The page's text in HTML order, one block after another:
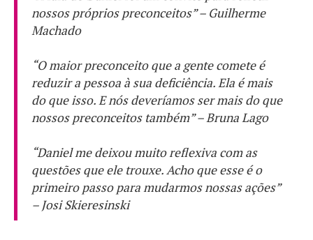
nossos próprios preconceitos” – Guilherme
Machado
“O maior preconceito que a gente comete é
reduzir a pessoa à sua deficiência. Ela é mais
do que isso. E nós deveríamos ser mais do que
nossos preconceitos também” – Bruna Lago
“Daniel me deixou muito reflexiva com as
questões que ele trouxe. Acho que esse é o
primeiro passo para mudarmos nossas ações”
– Josi Skieresinski